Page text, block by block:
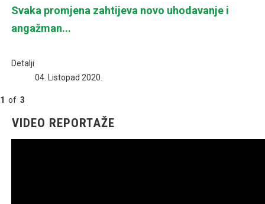
Svaka promjena zahtijeva novo uhodavanje i
angažman...
Detalji
04. Listopad 2020.
1 of 3
VIDEO REPORTAŽE